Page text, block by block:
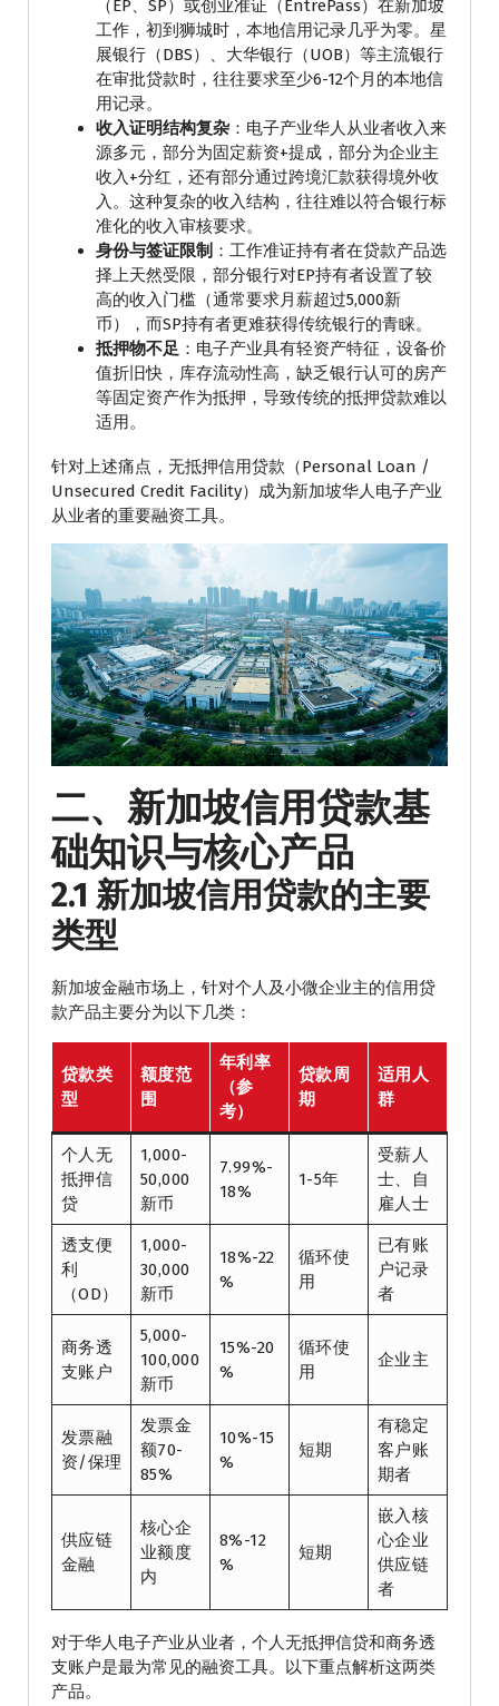
（EP、SP）或创业准证（EntrePass）在新加坡
工作，初到狮城时，本地信用记录几乎为零。星
展银行（DBS）、大华银行（UOB）等主流银行
在审批贷款时，往往要求至少6-12个月的本地信
用记录。
收入证明结构复杂：电子产业华人从业者收入来
源多元，部分为固定薪资+提成，部分为企业主
收入+分红，还有部分通过跨境汇款获得境外收
入。这种复杂的收入结构，往往难以符合银行标
准化的收入审核要求。
身份与签证限制 ：工作准证持有者在贷款产品选
择上天然受限，部分银行对EP持有者设置了较
高的收入门槛（通常要求月薪超过5,000新
币），而SP持有者更难获得传统银行的青睐。
抵押物不足 ：电子产业具有轻资产特征，设备价
值折旧快，库存流动性高，缺乏银行认可的房产
等固定资产作为抵押，导致传统的抵押贷款难以
适用。
针对上述痛点，无抵押信用贷款（Personal Loan /
Unsecured Credit Facility）成为新加坡华人电子产业
从业者的重要融资工具。
二、新加坡信用贷款基
础知识与核心产品
2.1 新加坡信用贷款的主要
类型
新加坡金融市场上，针对个人及小微企业主的信用贷
款产品主要分为以下几类：
贷款类
型
额度范
围
年利率
（参
考）
贷款周
期
适用人
群
个人无
抵押信
贷
1,000-
50,000
新币
7.99%-
18%
1-5年
受薪人
士、自
雇人士
透支便
利
（OD）
1,000-
30,000
新币
18%-22
%
循环使
用
已有账
户记录
者
商务透
支账户
5,000-
100,000
新币
15%-20
%
循环使
用
企业主
发票融
资/保理
发票金
额70-
85%
10%-15
%
短期
有稳定
客户账
期者
供应链
金融
核心企
业额度
内
8%-12
%
短期
嵌入核
心企业
供应链
者
对于华人电子产业从业者，个人无抵押信贷和商务透
支账户是最为常见的融资工具。以下重点解析这两类
产品。